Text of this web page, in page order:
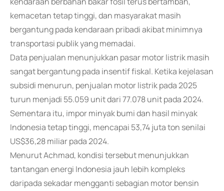
kemacetan tetap tinggi, dan masyarakat masih
bergantung pada kendaraan pribadi akibat minimnya
transportasi publik yang memadai.
Data penjualan menunjukkan pasar motor listrik masih
sangat bergantung pada insentif fiskal. Ketika kejelasan
subsidi menurun, penjualan motor listrik pada 2025
turun menjadi 55.059 unit dari 77.078 unit pada 2024.
Sementara itu, impor minyak bumi dan hasil minyak
Indonesia tetap tinggi, mencapai 53,74 juta ton senilai
US$36,28 miliar pada 2024.
Menurut Achmad, kondisi tersebut menunjukkan
tantangan energi Indonesia jauh lebih kompleks
daripada sekadar mengganti sebagian motor bensin